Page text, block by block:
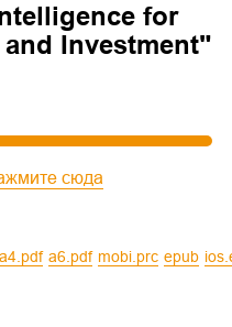
for
Investment"
сюда
a4.pdf a6.pdf mobi.prc epub